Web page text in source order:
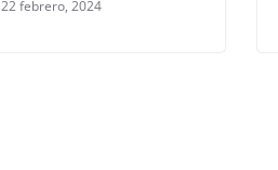
22 febrero, 2024